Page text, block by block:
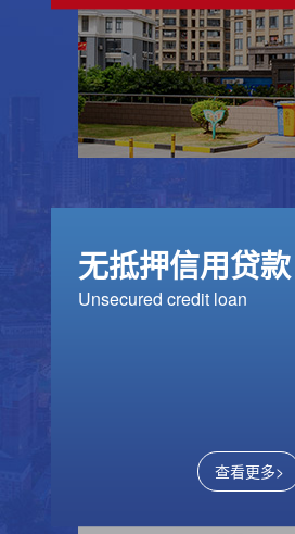
普洱房产抵押贷款利率是指
借款人以房产作为抵押物向
银行申请贷款的融资方式。
在申请房...
无抵押信用贷款
Unsecured credit loan
查看更多>
普洱空放贷款